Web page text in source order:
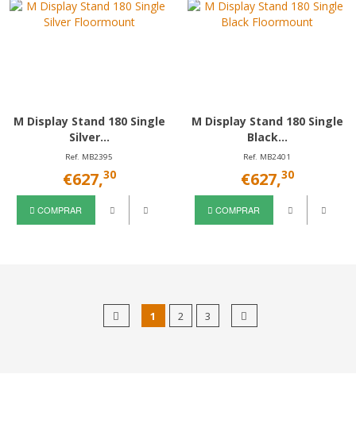
M Display Stand 180 Single
Silver...
Ref. MB2395
€627,30
COMPRAR
M Display Stand 180 Single
Black...
Ref. MB2401
€627,30
COMPRAR
1 2 3